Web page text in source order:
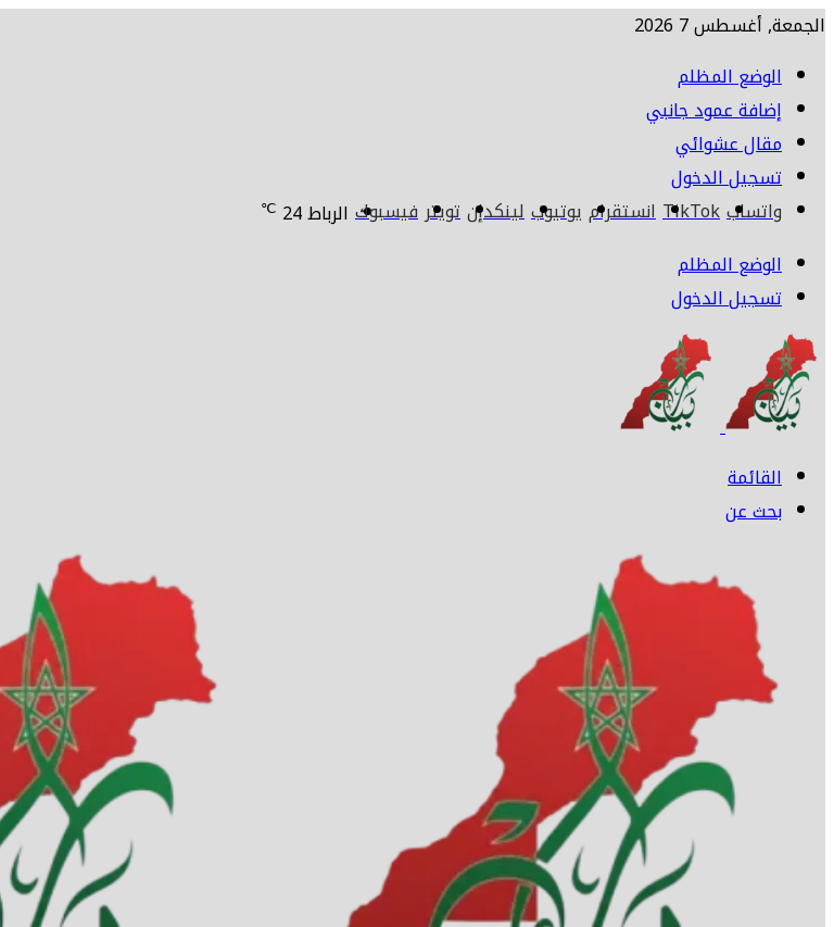
الجمعة, أغسطس 7 2026
الوضع المظلم
إضافة عمود جانبي
مقال عشوائي
تسجيل الدخول
واتسابTikTokانستقرام يوتيوبلينكدإنتويترفيسبوك الرباط24
℃
الوضع المظلم
تسجيل الدخول
القائمة
بحث عن